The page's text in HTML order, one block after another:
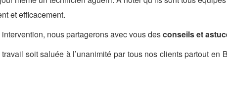
et efficacement.
nous partagerons avec vous desconseils et
soit saluée à l’unanimité par tous nos clients partout